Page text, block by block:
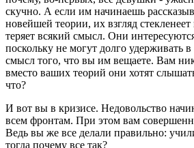
скучно. А если им начинаешь
новейшей теории, их взгляд
теряет всякий смысл. Они
поскольку не могут долго удерживать
смысл того, что вы им вещаете. Вам
вместо ваших теорий они хотят
что?
И вот вы в кризисе. Недовольство
всем фронтам. При этом вам
Ведь вы же все делали правильно:
тогда почему все так?